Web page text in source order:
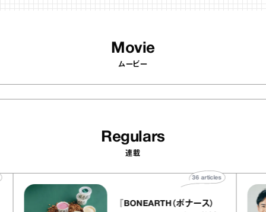
Movie
ムービー
Regulars
連載
『BONEARTH（ボナース）
36articles